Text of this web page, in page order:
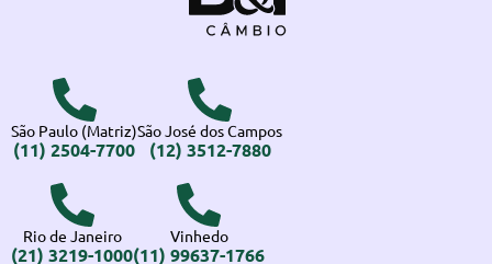
São Paulo (Matriz)
(11) 2504-7700
São José dos Campos
(12) 3512-7880
Rio de Janeiro
(21) 3219-1000
Vinhedo
(11) 99637-1766